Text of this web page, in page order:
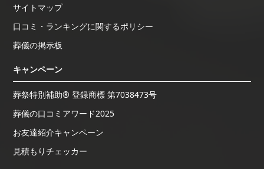
サイトマップ
口コミ・ランキングに関するポリシー
葬儀の掲示板
キャンペーン
葬祭特別補助® 登録商標 第7038473号
葬儀の口コミアワード2025
お友達紹介キャンペーン
見積もりチェッカー